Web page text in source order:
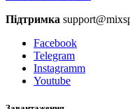
Підтримка
Facebook
Telegram
Instagramm
Youtube